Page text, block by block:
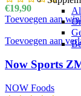
€19,90
Toevoegen aan
Toevoegen aan
Now Sports
NOW Foods